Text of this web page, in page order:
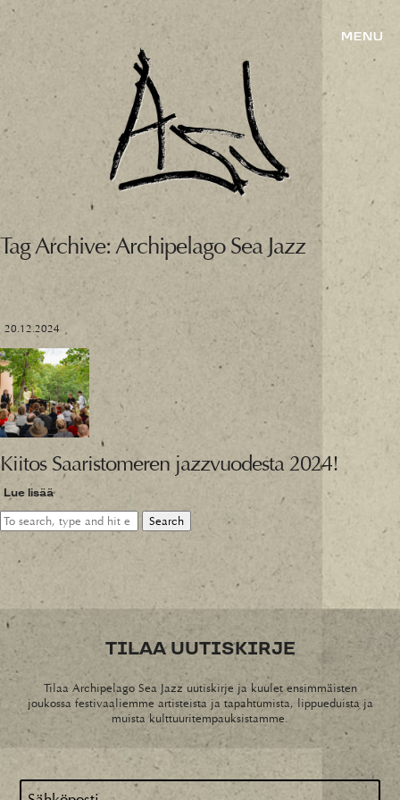
Tag Archive: Archipelago Sea Jazz
20.12.2024
Kiitos Saaristomeren jazzvuodesta 2024!
Lue lisää
Search
TILAA UUTISKIRJE
Tilaa Archipelago Sea Jazz uutiskirje ja kuulet ensimmäisten
joukossa festivaaliemme artisteista ja tapahtumista, lippueduista ja
muista kulttuuritempauksistamme.